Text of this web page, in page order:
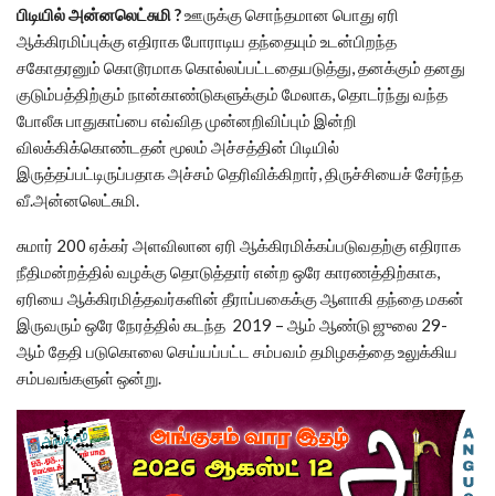
பிடியில் அன்னலெட்சுமி ?ஊருக்கு சொந்தமான பொது ஏரி
ஆக்கிரமிப்புக்கு எதிராக போராடிய தந்தையும் உடன்பிறந்த
சகோதரனும் கொடூரமாக கொல்லப்பட்டதையடுத்து, தனக்கும் தனது
குடும்பத்திற்கும் நான்காண்டுகளுக்கும் மேலாக, தொடர்ந்து வந்த
போலீசு பாதுகாப்பை எவ்வித முன்னறிவிப்பும் இன்றி
விலக்கிக்கொண்டதன் மூலம் அச்சத்தின் பிடியில்
இருத்தப்பட்டிருப்பதாக அச்சம் தெரிவிக்கிறார், திருச்சியைச் சேர்ந்த
வீ.அன்னலெட்சுமி.
சுமார் 200 ஏக்கர் அளவிலான ஏரி ஆக்கிரமிக்கப்படுவதற்கு எதிராக
நீதிமன்றத்தில் வழக்கு தொடுத்தார் என்ற ஒரே காரணத்திற்காக,
ஏரியை ஆக்கிரமித்தவர்களின் தீராப்பகைக்கு ஆளாகி தந்தை மகன்
இருவரும் ஒரே நேரத்தில் கடந்த 2019 – ஆம் ஆண்டு ஜுலை 29-
ஆம் தேதி படுகொலை செய்யப்பட்ட சம்பவம் தமிழகத்தை உலுக்கிய
சம்பவங்களுள் ஒன்று.